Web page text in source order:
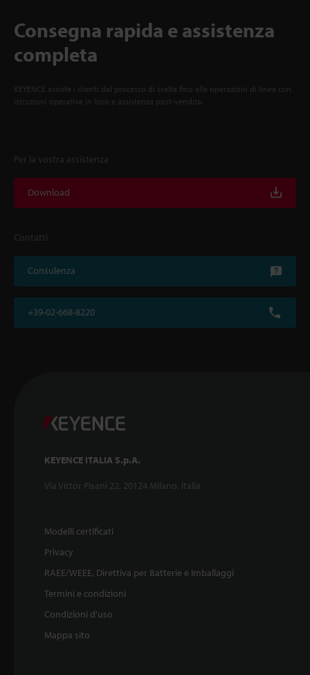
Consegna rapida e assistenza
completa
KEYENCE assiste i clienti dal processo di scelta fino alle operazioni di linea con
istruzioni operative in loco e assistenza post-vendita.
Per la vostra assistenza
Download
Contatti
Consulenza
+39-02-668-8220
KEYENCE ITALIA S.p.A.
Via Vittor Pisani 22, 20124 Milano, Italia
Modelli certificati
Privacy
RAEE/WEEE, Direttiva per Batterie e Imballaggi
Termini e condizioni
Condizioni d'uso
Mappa sito